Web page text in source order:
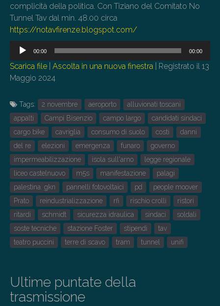
complicità della politica. Con Tiziano del Comitato No
Tunnel Tav dal min. 48.00 circa
https://notavfirenze.blogspot.com/
Audio
00:00 00:00
Scarica file Ascolta in una nuova finestra
Registrato il 13
Maggio 2024
Tags: 2 novembre aeroporto
alluvionati toscani
appalti
Campi Bisenzio campo largo
candidati sindaci
cargo bike
cavriglia consumo di suolo costi
danni
del re
elezioni emergenza funaro
governo
impermeabilizzazione
isola sull'arno
legge regionale
liceo castelnuovo
m5s manifestazione
palagi
palestina. gkn
pannelli fotovoltaici pd
people moover
Prato
reindustrializzazione rfi rischio crolli
ristori
ritardi
schmidt sicurezza idraulica sindaci
soldali
soste tecniche
stazione Foster stipendi
tav
teatro puccini
terre di scavo tram tunnel unifi
Ultime puntate della
trasmissione